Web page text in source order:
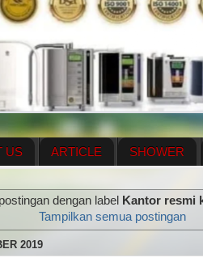
US ARTICLE SHOWER
PLAN MENUS
dengan label Kantor resmi
Tampilkan semua postingan
2019